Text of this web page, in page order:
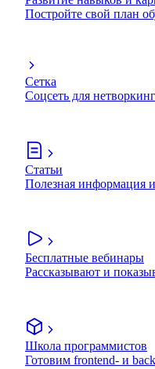
Постройте свой план
Сетка
Соцсеть для
Статьи
Полезная информация
Бесплатные вебинары
Рассказывают и
Школа программистов
Готовим frontend- и